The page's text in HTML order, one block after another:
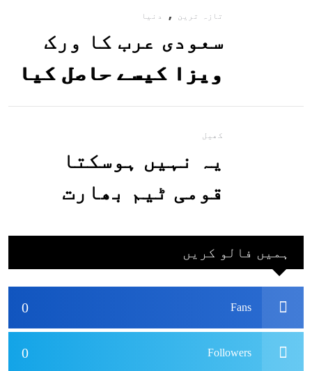
گئیں
تازہ ترین , دنیا
سعودی عرب کا ورک
ویزا کیسے حاصل کیا
جاسکتا ہے؟جانیے
کھیل
یہ نہیں ہوسکتا
قومی ٹیم بھارت
بھارتی ٹیم پاکستان
نہ آئے، محسن نقوی
ہمیں فالو کریں
0 Fans
0 Followers